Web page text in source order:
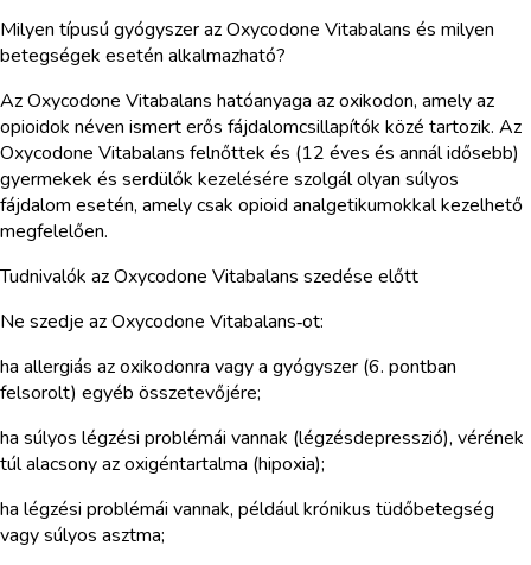
Milyen típusú gyógyszer az Oxycodone Vitabalans és milyen
betegségek esetén alkalmazható?
Az Oxycodone Vitabalans hatóanyaga az oxikodon, amely az
opioidok néven ismert erős fájdalomcsillapítók közé tartozik. Az
Oxycodone Vitabalans felnőttek és (12 éves és annál idősebb)
gyermekek és serdülők kezelésére szolgál olyan súlyos
fájdalom esetén, amely csak opioid analgetikumokkal kezelhető
megfelelően.
Tudnivalók az Oxycodone Vitabalans szedése előtt
Ne szedje az Oxycodone Vitabalans‑ot:
ha allergiás az oxikodonra vagy a gyógyszer (6. pontban
felsorolt) egyéb összetevőjére;
ha súlyos légzési problémái vannak (légzésdepresszió), vérének
túl alacsony az oxigéntartalma (hipoxia);
ha légzési problémái vannak, például krónikus tüdőbetegség
vagy súlyos asztma;